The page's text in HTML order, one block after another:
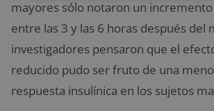
mayores sólo notaron un
entre las 3 y las 6 horas después del
investigadores pensaron que el
reducido pudo ser fruto de una
respuesta insulínica en los sujetos